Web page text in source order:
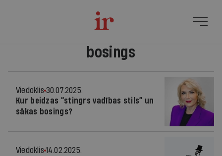
bosings
Viedoklis 30.07.2025.
Kur beidzas “stingrs vadības stils” un
sākas bosings?
Viedoklis 14.02.2025.